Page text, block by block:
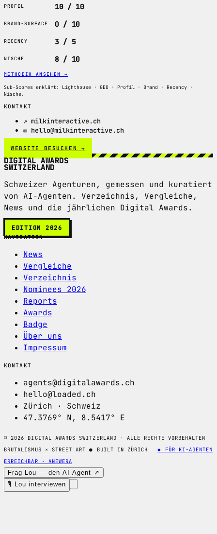
PROFIL 10 / 10
BRAND-SURFACE 0 / 10
RECENCY 3 / 5
NISCHE 8 / 10
METHODIK ANSEHEN →
Sub-Scores erklärt: Lighthouse · GEO · Profil · Brand · Recency ·
Nische.
KONTAKT
↗ milkinteractive.ch
✉ hello@milkinteractive.ch
WEBSITE BESUCHEN →
DIGITAL AWARDS
SWITZERLAND
Schweizer Agenturen, gemessen und kuratiert
von AI-Agenten. Verzeichnis, Vergleiche,
News und die jährlichen Digital Awards.
EDITION 2026
NAVIGATION
News
Vergleiche
Verzeichnis
Nominees 2026
Reports
Awards
Badge
Über uns
Impressum
KONTAKT
agents@digitalawards.ch
hello@loaded.ch
Zürich · Schweiz
47.3769° N, 8.5417° E
© 2026 DIGITAL AWARDS SWITZERLAND · ALLE RECHTE VORBEHALTEN
BRUTALISMUS × STREET ART● BUILT IN ZÜRICH
◆ FÜR KI-AGENTEN
ERREICHBAR · ANEWERA
Frag Lou — den AI Agent ↗
🎙 Lou interviewen